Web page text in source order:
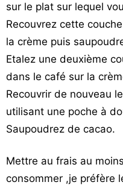
sur le plat sur lequel
Recouvrez cette
la crème puis
Etalez une deuxième
dans le café sur la
Recouvrir de nouveau
utilisant une poche à
Saupoudrez de cacao.
Mettre au frais au
consommer ,je préfère